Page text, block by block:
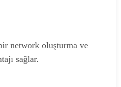
network oluşturma ve
sağlar.